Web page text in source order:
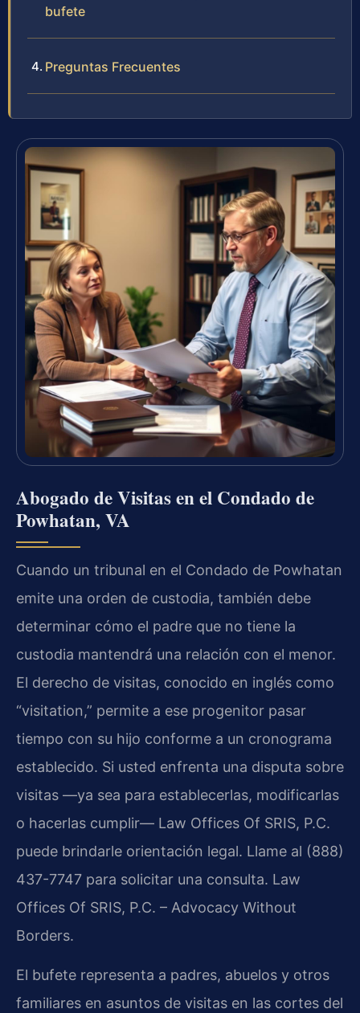
bufete
Preguntas Frecuentes
Abogado de Visitas en el Condado de
Powhatan, VA
Cuando un tribunal en el Condado de Powhatan
emite una orden de custodia, también debe
determinar cómo el padre que no tiene la
custodia mantendrá una relación con el menor.
El derecho de visitas, conocido en inglés como
“visitation,” permite a ese progenitor pasar
tiempo con su hijo conforme a un cronograma
establecido. Si usted enfrenta una disputa sobre
visitas —ya sea para establecerlas, modificarlas
o hacerlas cumplir— Law Offices Of SRIS, P.C.
puede brindarle orientación legal. Llame al (888)
437-7747 para solicitar una consulta. Law
Offices Of SRIS, P.C. – Advocacy Without
Borders.
El bufete representa a padres, abuelos y otros
familiares en asuntos de visitas en las cortes del